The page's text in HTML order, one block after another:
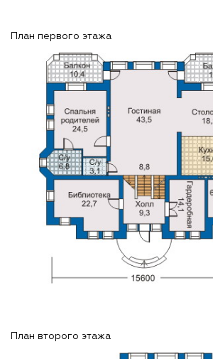
План первого этажа
План второго этажа